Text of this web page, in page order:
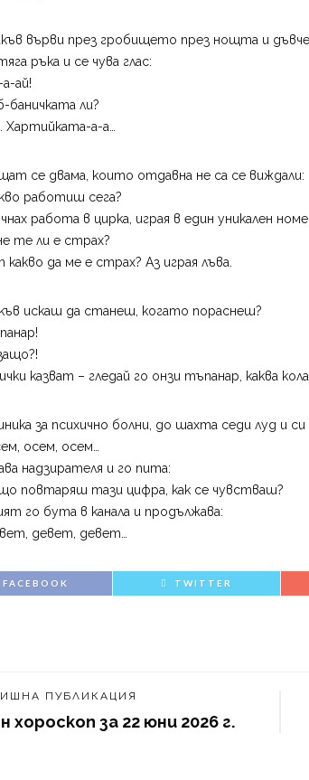
върви през гробището през нощта и
ръка и се чува глас:
ай!
баничката ли?
Хартийката-а-а…
се двама, които отдавна не са се виждали:
работиш сега?
работа в цирка, играя в един уникален
те ли е страх?
какво да ме е страх? Аз играя лъва.
искаш да станеш, когато пораснеш?
казват – гледай го онзи тъпанар, каква
за психично болни, до шахта седи луд и
осем, осем…
надзирателя и го пита:
повтаряш тази цифра, как се чувстваш?
го бутa в канала и продължава:
девет, девет…
FACEBOOK TWITTER
ПУБЛИКАЦИЯ
хороскоп за 22 юни 2026 г.